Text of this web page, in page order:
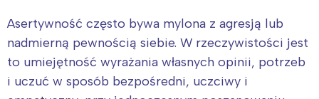
Asertywność często bywa mylona z agresją lub
nadmierną pewnością siebie. W rzeczywistości jest
to umiejętność wyrażania własnych opinii, potrzeb
i uczuć w sposób bezpośredni, uczciwy i